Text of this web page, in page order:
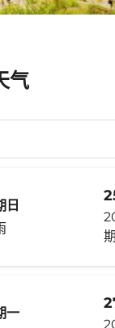
气
摄氏度 Selected
日
一